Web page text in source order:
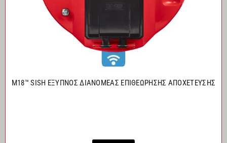
M18™ SISH ΕΞΥΠΝΟΣ ΔΙΑΝΟΜΕΑΣ ΕΠΙΘEΩΡΗΣΗΣ ΑΠΟΧEΤΕΥΣΗΣ